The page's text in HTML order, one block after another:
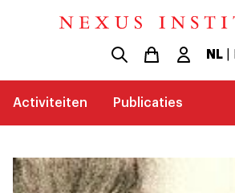
NL|
Activiteiten Publicaties